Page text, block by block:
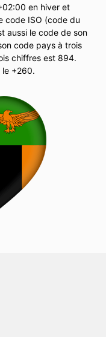
en hiver et
code ISO (code du
aussi le code de son
code pays à trois
chiffres est 894.
le +260.